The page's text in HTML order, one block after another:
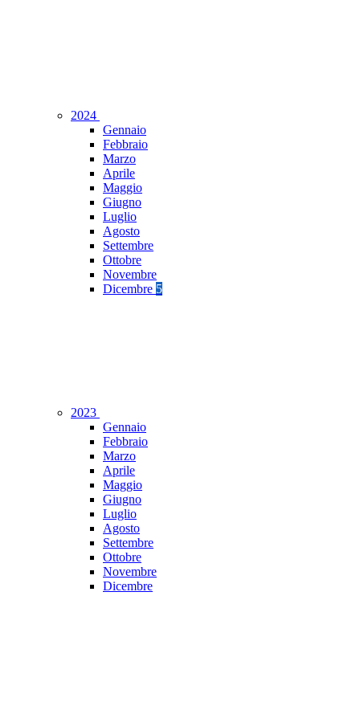
2024
Gennaio
Febbraio
Marzo
Aprile
Maggio
Giugno
Luglio
Agosto
Settembre
Ottobre
Novembre
Dicembre 5
2023
Gennaio
Febbraio
Marzo
Aprile
Maggio
Giugno
Luglio
Agosto
Settembre
Ottobre
Novembre
Dicembre